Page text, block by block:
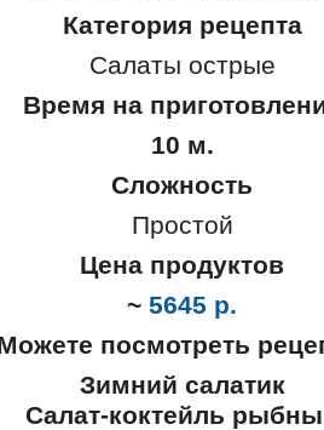
Категория рецепта
Салаты острые
Время на
10 м.
Сложность
Простой
Цена продуктов
~ 5645 р.
посмотреть
Зимний салатик
Салат-коктейль